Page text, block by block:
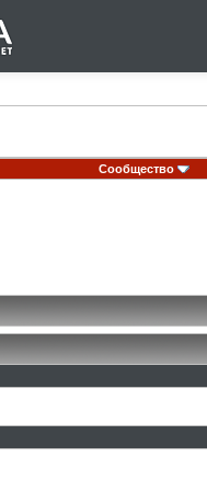
Сообщество